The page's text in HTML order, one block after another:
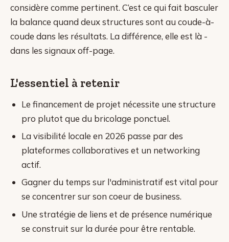
considère comme pertinent. C’est ce qui fait basculer
la balance quand deux structures sont au coude-à-
coude dans les résultats. La différence, elle est là -
dans les signaux off-page.
L'essentiel à retenir
Le financement de projet nécessite une structure
pro plutot que du bricolage ponctuel.
La visibilité locale en 2026 passe par des
plateformes collaboratives et un networking
actif.
Gagner du temps sur l'administratif est vital pour
se concentrer sur son coeur de business.
Une stratégie de liens et de présence numérique
se construit sur la durée pour être rentable.